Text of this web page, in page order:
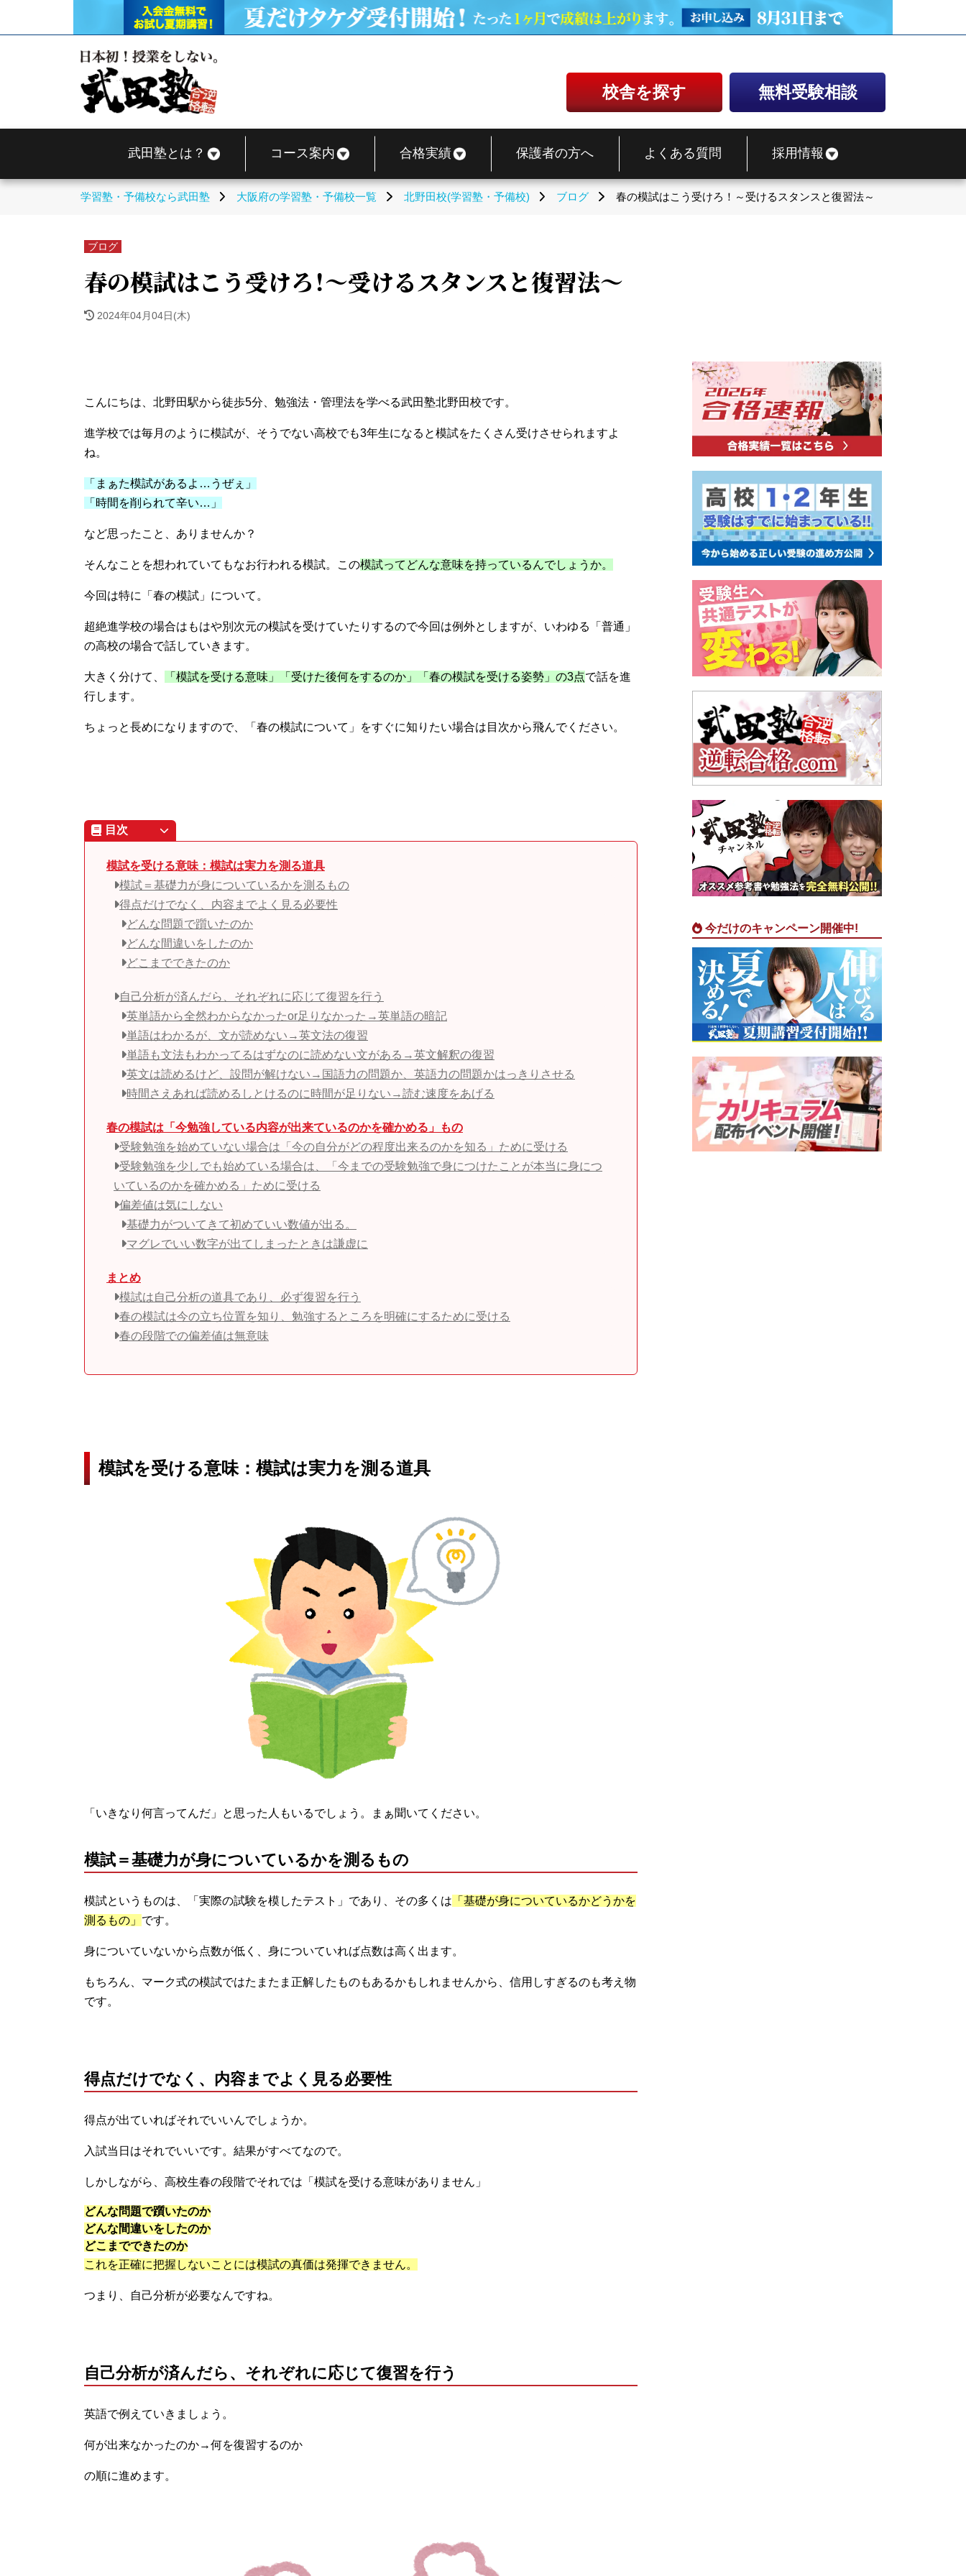
校舎を探す 無料受験相談
武田塾とは？ コース案内 合格実績 保護者の方へ よくある質問 採用情報
学習塾・予備校なら武田塾 大阪府の学習塾・予備校一覧 北野田校(学習塾・予備校) ブログ 春の模試はこう受けろ！～受けるスタンスと復習法～
ブログ
春の模試はこう受けろ！～受けるスタンスと復習法～
2024年04月04日(木)
こんにちは、北野田駅から徒歩5分、勉強法・管理法を学べる武田塾北野田校です。
進学校では毎月のように模試が、そうでない高校でも3年生になると模試をたくさん受けさせられますよ
ね。
「まぁた模試があるよ…うぜぇ」
「時間を削られて辛い…」
など思ったこと、ありませんか？
そんなことを想われていてもなお行われる模試。この模試ってどんな意味を持っているんでしょうか。
今回は特に「春の模試」について。
超絶進学校の場合はもはや別次元の模試を受けていたりするので今回は例外としますが、いわゆる「普通」
の高校の場合で話していきます。
大きく分けて、 「模試を受ける意味」「受けた後何をするのか」「春の模試を受ける姿勢」の3点で話を進
行します。
ちょっと長めになりますので、「春の模試について」をすぐに知りたい場合は目次から飛んでください。
目次
模試を受ける意味：模試は実力を測る道具
模試＝基礎力が身についているかを測るもの
得点だけでなく、内容までよく見る必要性
どんな問題で躓いたのか
どんな間違いをしたのか
どこまでできたのか
自己分析が済んだら、それぞれに応じて復習を行う
英単語から全然わからなかったor足りなかった→英単語の暗記
単語はわかるが、文が読めない→英文法の復習
単語も文法もわかってるはずなのに読めない文がある→英文解釈の復習
英文は読めるけど、設問が解けない→国語力の問題か、英語力の問題かはっきりさせる
時間さえあれば読めるしとけるのに時間が足りない→読む速度をあげる
春の模試は「今勉強している内容が出来ているのかを確かめる」もの
受験勉強を始めていない場合は「今の自分がどの程度出来るのかを知る」ために受ける
受験勉強を少しでも始めている場合は、「今までの受験勉強で身につけたことが本当に身につ
いているのかを確かめる」ために受ける
偏差値は気にしない
基礎力がついてきて初めていい数値が出る。
マグレでいい数字が出てしまったときは謙虚に
まとめ
模試は自己分析の道具であり、必ず復習を行う
春の模試は今の立ち位置を知り、勉強するところを明確にするために受ける
春の段階での偏差値は無意味
模試を受ける意味：模試は実力を測る道具
「いきなり何言ってんだ」と思った人もいるでしょう。まぁ聞いてください。
模試＝基礎力が身についているかを測るもの
模試というものは、「実際の試験を模したテスト」であり、その多くは 「基礎が身についているかどうかを
測るもの」 です。
身についていないから点数が低く、身についていれば点数は高く出ます。
もちろん、マーク式の模試ではたまたま正解したものもあるかもしれませんから、信用しすぎるのも考え物
です。
得点だけでなく、内容までよく見る必要性
得点が出ていればそれでいいんでしょうか。
入試当日はそれでいいです。結果がすべてなので。
しかしながら、高校生春の段階でそれでは「模試を受ける意味がありません」
どんな問題で躓いたのか
どんな間違いをしたのか
どこまでできたのか
これを正確に把握しないことには模試の真価は発揮できません。
つまり、自己分析が必要なんですね。
自己分析が済んだら、それぞれに応じて復習を行う
英語で例えていきましょう。
何が出来なかったのか→何を復習するのか
の順に進めます。
今だけのキャンペーン開催中!